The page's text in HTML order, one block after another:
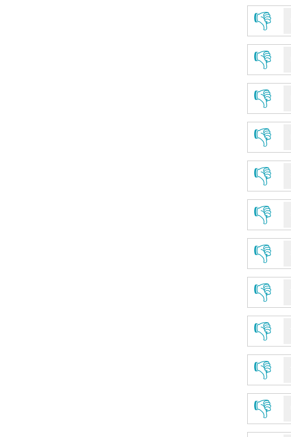
👎
👎
👎
👎
👎
👎
👎
👎
👎
👎
👎